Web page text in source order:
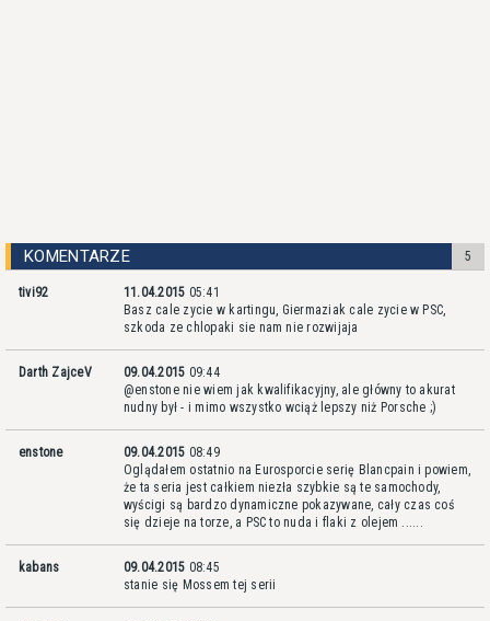
KOMENTARZE 5
tivi92 11.04.2015 05:41
Basz cale zycie w kartingu, Giermaziak cale zycie w PSC,
szkoda ze chlopaki sie nam nie rozwijaja
Darth ZajceV 09.04.2015 09:44
@enstone nie wiem jak kwalifikacyjny, ale główny to akurat
nudny był - i mimo wszystko wciąż lepszy niż Porsche ;)
enstone 09.04.2015 08:49
Oglądałem ostatnio na Eurosporcie serię Blancpain i powiem,
że ta seria jest całkiem niezła szybkie są te samochody,
wyścigi są bardzo dynamiczne pokazywane, cały czas coś
się dzieje na torze, a PSC to nuda i flaki z olejem ......
kabans 09.04.2015 08:45
stanie się Mossem tej serii